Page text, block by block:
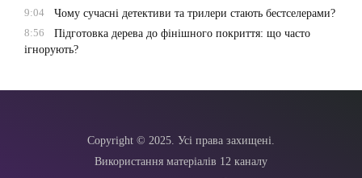
9:04
Чому сучасні детективи та трилери стають бестселерами?
8:56
Підготовка дерева до фінішного покриття: що часто
ігнорують?
Copyright © 2025. Усі права захищені.
Використання матеріалів 12 каналу